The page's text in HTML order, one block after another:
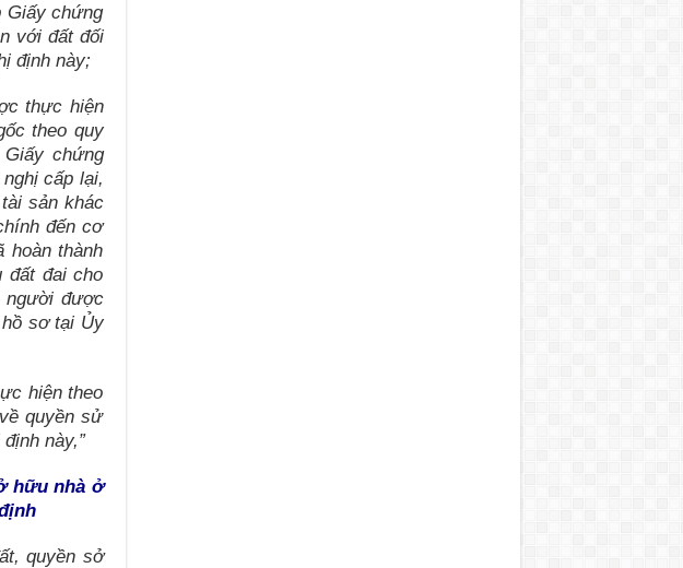
Giấy chứng
với đất đối
định này;
thực hiện
theo quy
chứng
cấp lại,
sản khác
đến cơ
hoàn thành
đất đai cho
người được
sơ tại Ủy
hiện theo
quyền sử
này,”
hữu nhà ở
quyền sở